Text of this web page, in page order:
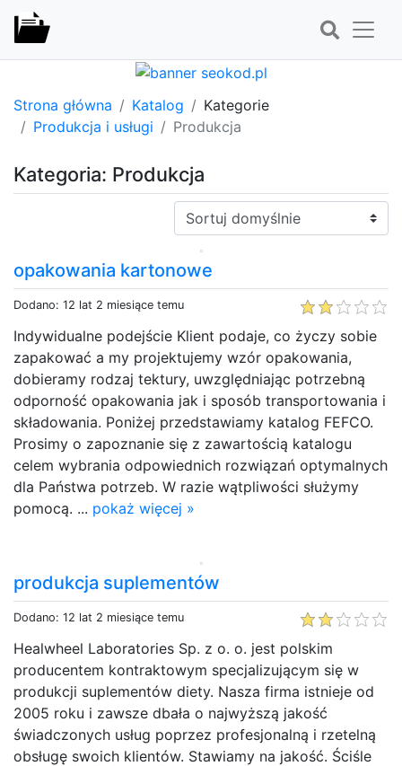
Strona główna Katalog
Kategorie
Produkcja i usługi
Produkcja
Kategoria: Produkcja
Sortuj:
opakowania kartonowe
Dodano: 12 lat 2 miesiące temu
Indywidualne podejście Klient podaje, co życzy sobie
zapakować a my projektujemy wzór opakowania,
dobieramy rodzaj tektury, uwzględniając potrzebną
odporność opakowania jak i sposób transportowania i
składowania. Poniżej przedstawiamy katalog FEFCO.
Prosimy o zapoznanie się z zawartością katalogu
celem wybrania odpowiednich rozwiązań optymalnych
dla Państwa potrzeb. W razie wątpliwości służymy
pomocą. ... pokaż więcej »
produkcja suplementów
Dodano: 12 lat 2 miesiące temu
Healwheel Laboratories Sp. z o. o. jest polskim
producentem kontraktowym specjalizującym się w
produkcji suplementów diety. Nasza firma istnieje od
2005 roku i zawsze dbała o najwyższą jakość
świadczonych usług poprzez profesjonalną i rzetelną
obsługę swoich klientów. Stawiamy na jakość. Ściśle